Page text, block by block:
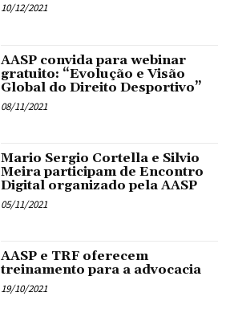
10/12/2021
AASP convida para webinar
gratuito: “Evolução e Visão
Global do Direito Desportivo”
08/11/2021
Mario Sergio Cortella e Silvio
Meira participam de Encontro
Digital organizado pela AASP
05/11/2021
AASP e TRF oferecem
treinamento para a advocacia
19/10/2021